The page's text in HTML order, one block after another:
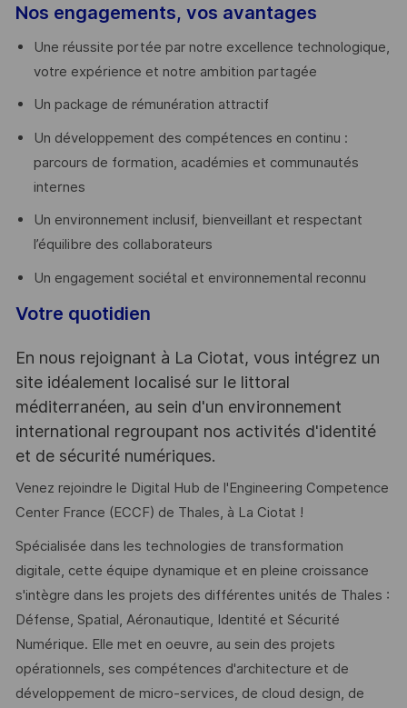
Nos engagements, vos avantages
Une réussite portée par notre excellence technologique,
votre expérience et notre ambition partagée
Un package de rémunération attractif
Un développement des compétences en continu :
parcours de formation, académies et communautés
internes
Un environnement inclusif, bienveillant et respectant
l’équilibre des collaborateurs
Un engagement sociétal et environnemental reconnu
Votre quotidien
En nous rejoignant à La Ciotat, vous intégrez un
site idéalement localisé sur le littoral
méditerranéen, au sein d'un environnement
international regroupant nos activités d'identité
et de sécurité numériques.
Venez rejoindre le Digital Hub de l'Engineering Competence
Center France (ECCF) de Thales, à La Ciotat !
Spécialisée dans les technologies de transformation
digitale, cette équipe dynamique et en pleine croissance
s'intègre dans les projets des différentes unités de Thales :
Défense, Spatial, Aéronautique, Identité et Sécurité
Numérique. Elle met en oeuvre, au sein des projets
opérationnels, ses compétences d'architecture et de
développement de micro-services, de cloud design, de